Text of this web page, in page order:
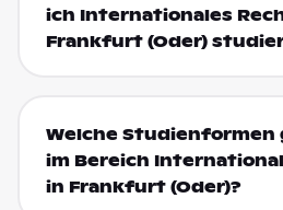
ich Internationales
Frankfurt (Oder)
Welche Studienformen
im Bereich
in Frankfurt (Oder)?